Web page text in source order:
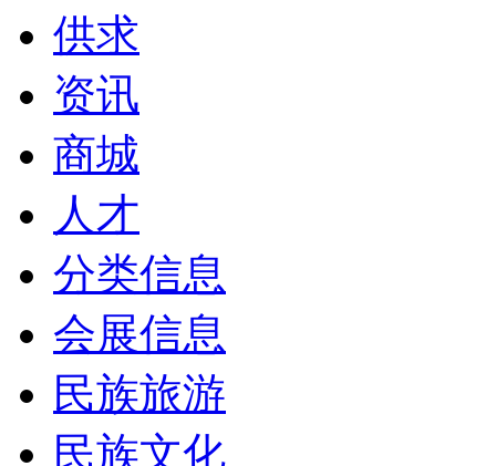
供求
资讯
商城
人才
分类信息
会展信息
民族旅游
民族文化